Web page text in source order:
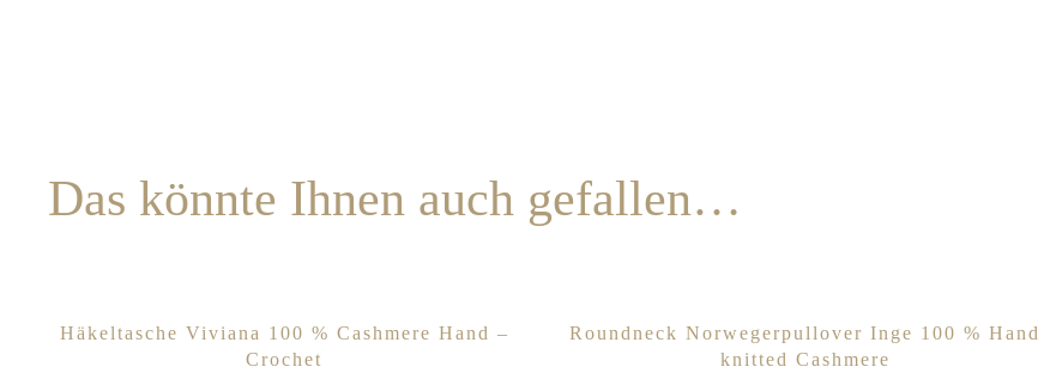
Das könnte Ihnen auch gefallen…
Häkeltasche Viviana 100 % Cashmere Hand –
Crochet
Roundneck Norwegerpullover Inge 100 % Hand
knitted Cashmere